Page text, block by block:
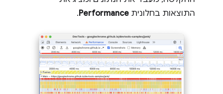
התוצאות בחלונית Performance
.